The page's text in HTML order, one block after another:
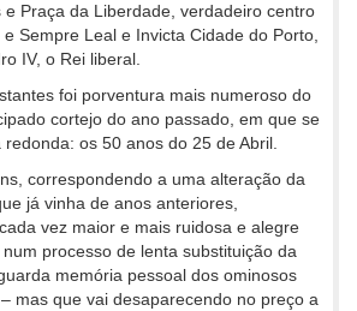
e Praça da Liberdade, verdadeiro centro
Sempre Leal e Invicta Cidade do Porto,
IV, o Rei liberal.
foi porventura mais numeroso do
cortejo do ano passado, em que se
os 50 anos do 25 de Abril.
correspondendo a uma alteração da
já vinha de anos anteriores,
vez maior e mais ruidosa e alegre
processo de lenta substituição da
memória pessoal dos ominosos
mas que vai desaparecendo no preço a